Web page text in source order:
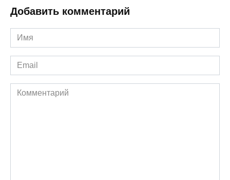
Добавить комментарий
Имя
*
Email
*
Комментарий